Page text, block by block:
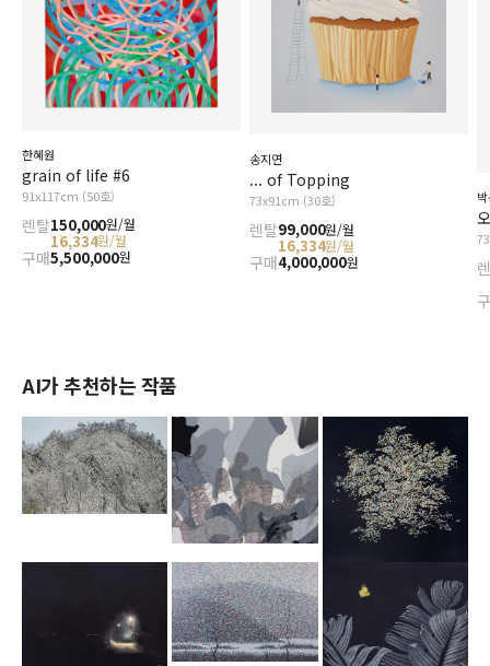
한혜원
grain of life #6
91x117cm (50호)
렌탈150,000원/월
16,334원/월
구매5,500,000원
송지연
... of Topping
73x91cm (30호)
렌탈99,000원/월
16,334원/월
구매4,000,000원
AI가 추천하는 작품